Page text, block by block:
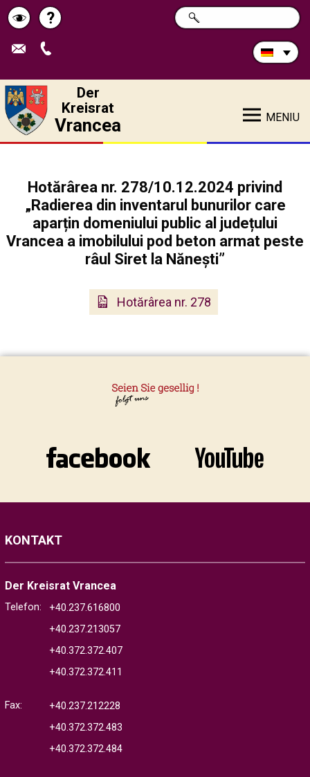
Schimbă
contrastul
Pagina
de
?
Durchsuchen
Sie
SUCHE
Der
Kreisrat
Vrancea MENIU
Hotărârea nr. 278/10.12.2024 privind
„Radierea din inventarul bunurilor care
aparțin domeniului public al județului
Vrancea a imobilului pod beton armat peste
râul Siret la Nănești”
Hotărârea nr. 278
KONTAKT
Der Kreisrat Vrancea
Telefon:
+40.237.616800
+40.237.213057
+40.372.372.407
+40.372.372.411
Fax:
+40.237.212228
+40.372.372.483
+40.372.372.484